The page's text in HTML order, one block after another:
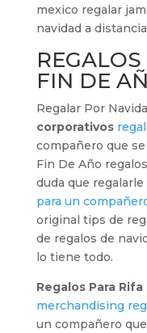
mexico regalar
navidad a
FIN DE
Regalar Por
corporativos
compañero que
Fin De Año
duda que
para un
original tips de
de regalos de
lo tiene todo.
Regalos Para
merchandising
un compañero